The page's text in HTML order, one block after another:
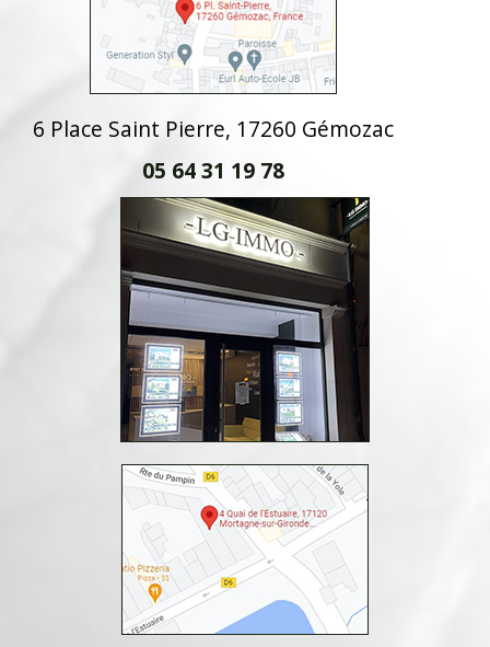
6 Place Saint Pierre, 17260 Gémozac
05 64 31 19 78